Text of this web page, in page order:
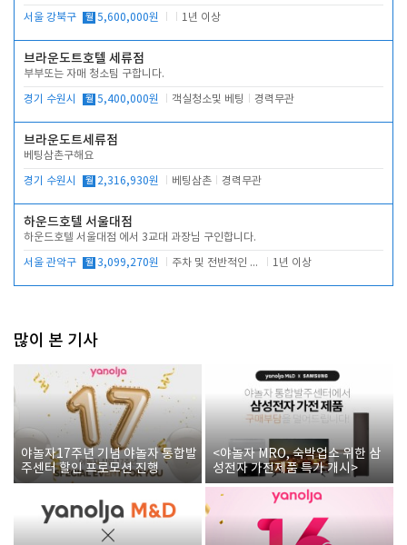
서울 강북구 월 5,600,000원 1년 이상
브라운도트호텔 세류점
부부또는 자매 청소팀 구합니다.
경기 수원시 월 5,400,000원 객실청소및 베팅 경력무관
브라운도트세류점
베팅삼촌구해요
경기 수원시 월 2,316,930원 베팅삼촌 경력무관
하운드호텔 서울대점
하운드호텔 서울대점 에서 3교대 과장님 구인합니다.
서울 관악구 월 3,099,270원 주차 및 전반적인 당번업무 1년 이상
많이 본 기사
야놀자17주년 기념 야놀자 통합발
주센터 할인 프로모션 진행
<야놀자 MRO, 숙박업소 위한 삼
성전자 가전제품 특가 개시>